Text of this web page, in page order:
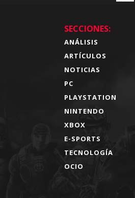
SECCIONES:
ANÁLISIS
ARTÍCULOS
NOTICIAS
PC
PLAYSTATION
NINTENDO
XBOX
E-SPORTS
TECNOLOGÍA
OCIO